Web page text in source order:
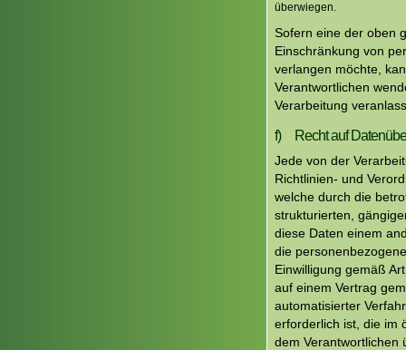
überwiegen.
Sofern eine der oben
Einschränkung von
verlangen möchte,
Verantwortlichen
Verarbeitung
f) Recht auf
Jede von der
Richtlinien- und
welche durch die
strukturierten,
diese Daten einem
die
Einwilligung gemäß
auf einem Vertrag
automatisierter
erforderlich ist, die im
dem Verantwortlichen